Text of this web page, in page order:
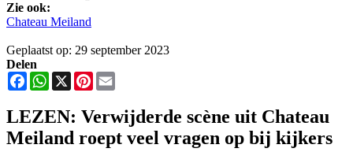
Zie ook:
Chateau Meiland
Geplaatst op: 29 september 2023
Delen
FacebookWhatsApp
X Pinterest
LEZEN: Verwijderde scène uit Chateau
Meiland roept veel vragen op bij kijkers